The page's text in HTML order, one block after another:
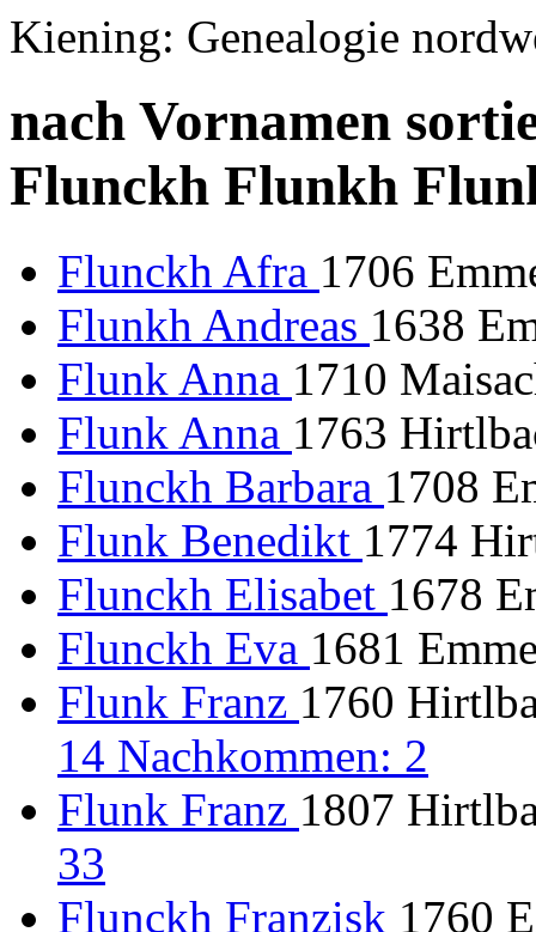
Kiening: Genealogie
nach Vornamen
Flunckh Flunkh
Flunckh Afra 1706
Flunkh Andreas 1638
Flunk Anna 1710
Flunk Anna 1763
Flunckh Barbara 1708
Flunk Benedikt 1774
Flunckh Elisabet 1678
Flunckh Eva 1681
Flunk Franz 1760
14 Nachkommen: 2
Flunk Franz 1807
33
Flunckh Franzisk 1760